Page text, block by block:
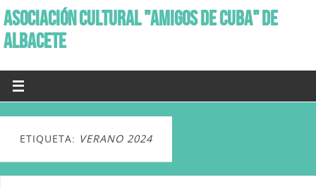
ASOCIACIÓN CULTURAL "AMIGOS DE CUBA" DE
ALBACETE
ETIQUETA: VERANO 2024